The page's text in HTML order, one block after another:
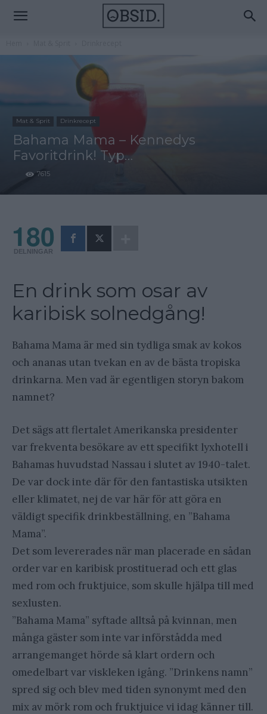
Mat & Sprit Drinkrecept
Bahama Mama – Kennedys
Favoritdrink! Typ…
7615
180
DELNINGAR
En drink som osar av
karibisk solnedgång!
Bahama Mama är med sin tydliga smak av kokos
och ananas utan tvekan en av de bästa tropiska
drinkarna. Men vad är egentligen storyn bakom
namnet?
Det sägs att flertalet Amerikanska presidenter
var frekventa besökare av ett specifikt lyxhotell i
Bahamas huvudstad Nassau i slutet av 1940-talet.
De var dock inte där för den fantastiska utsikten
eller klimatet, nej de var här för att göra en
väldigt specifik drinkbeställning, en ”Bahama
Mama”.
Det som levererades när man placerade en sådan
order var en karibisk prostituerad och ett glas
med rom och fruktjuice, som skulle hjälpa till med
sexlusten.
”Bahama Mama” syftade alltså på kvinnan, men
många gäster som inte var införstådda med
arrangemanget hörde så klart ordern och
omedelbart var viskleken igång. ”Drinkens namn”
spred sig och blev med tiden synonymt med den
mix av mörk rom och fruktjuice vi idag känner till.